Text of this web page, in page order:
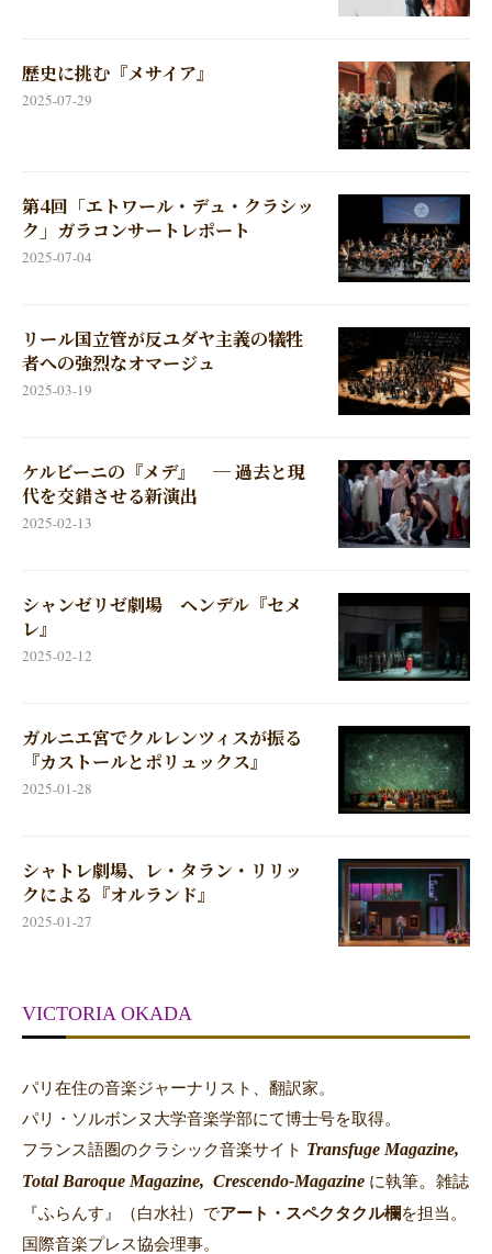
歴史に挑む『メサイア』
2025-07-29
第4回「エトワール・デュ・クラシッ
ク」ガラコンサートレポート
2025-07-04
リール国立管が反ユダヤ主義の犠牲
者への強烈なオマージュ
2025-03-19
ケルビーニの『メデ』 ─ 過去と現
代を交錯させる新演出
2025-02-13
シャンゼリゼ劇場 ヘンデル『セメ
レ』
2025-02-12
ガルニエ宮でクルレンツィスが振る
『カストールとポリュックス』
2025-01-28
シャトレ劇場、レ・タラン・リリッ
クによる『オルランド』
2025-01-27
VICTORIA OKADA
パリ在住の音楽ジャーナリスト、翻訳家。
パリ・ソルボンヌ大学音楽学部にて博士号を取得。
フランス語圏のクラシック音楽サイト Transfuge Magazine,
Total Baroque Magazine, Crescendo-Magazine に執筆。 雑誌
『ふらんす』（白水社）でアート・スペクタクル欄を担当。
国際音楽プレス協会理事。